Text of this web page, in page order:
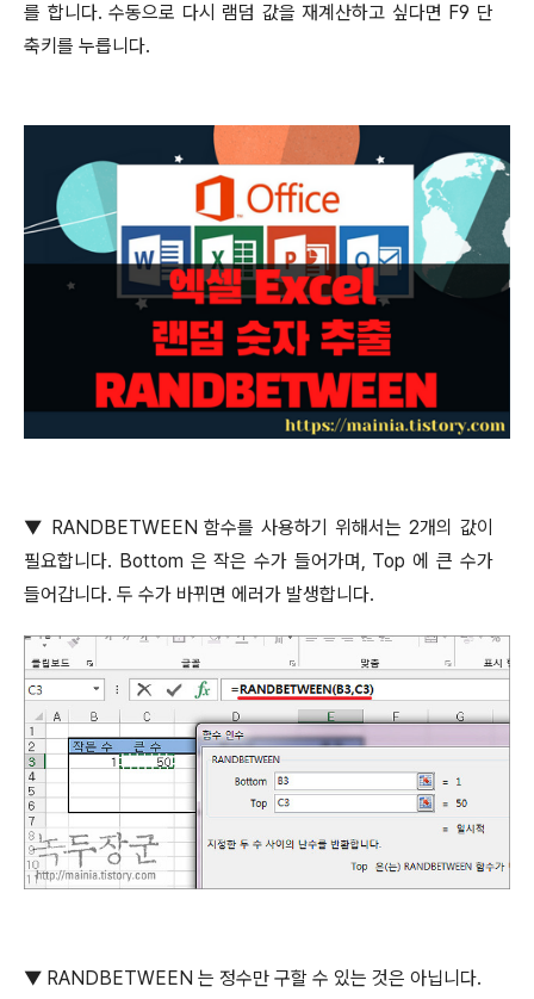
를 합니다.수동으로 다시 램덤 값을 재계산하고 싶다면 F9 단
축키를 누릅니다.
▼ RANDBETWEEN함수를 사용하기 위해서는 2개의 값이
필요합니다. Bottom 은 작은 수가 들어가며, Top에 큰 수가
들어갑니다. 두 수가 바뀌면 에러가 발생합니다.
▼ RANDBETWEEN 는 정수만 구할 수 있는 것은 아닙니다.